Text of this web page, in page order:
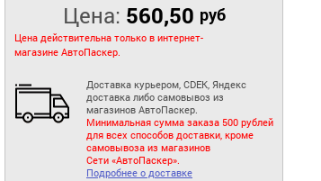
Цена: 560,50 руб
Цена действительна только в интернет-
магазине АвтоПаскер.
Доставка курьером, CDEK, Яндекс
доставка либо самовывоз из
магазинов АвтоПаскер.
Минимальная сумма заказа 500 рублей
для всех способов доставки, кроме
самовывоза из магазинов
Сети «АвтоПаскер».
Подробнее о доставке